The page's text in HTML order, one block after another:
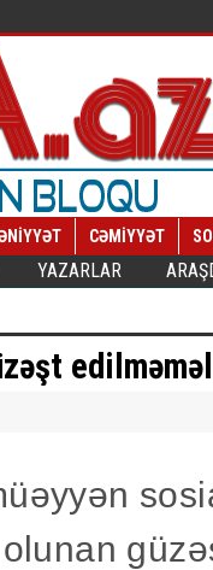
CƏMİYYƏT
YAZARLAR